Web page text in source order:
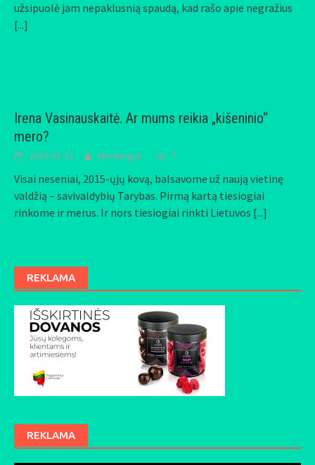
užsipuolė jam nepaklusnią spaudą, kad rašo apie negražius
[...]
Irena Vasinauskaitė. Ar mums reikia „kišeninio“
mero?
2016-01-31 Mindaugas 7
Visai neseniai, 2015-ųjų kovą, balsavome už naują vietinę
valdžią – savivaldybių Tarybas. Pirmą kartą tiesiogiai
rinkome ir merus. Ir nors tiesiogiai rinkti Lietuvos [...]
REKLAMA
REKLAMA